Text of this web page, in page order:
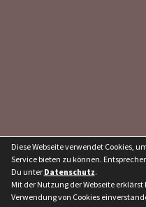
Diese Webseite verwendet Cookies,
Service bieten zu können.
Du unter Datenschutz.
Mit der Nutzung der Webseite
Verwendung von Cookies